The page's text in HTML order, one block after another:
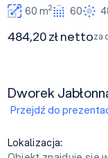
60 m2 60
484,20 zł nettoza
Dworek
Przejdź do
Lokalizacja: